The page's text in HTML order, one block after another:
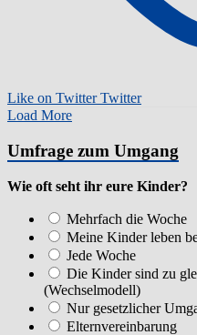
Like on TwitterTwitter
Load More
Umfrage zum Umgang
Wie oft seht ihr eure Kinder?
Mehrfach die Woche
Meine Kinder leben
Jede Woche
Die Kinder sind zu
(Wechselmodell)
Nur gesetzlicher
Elternvereinbarung